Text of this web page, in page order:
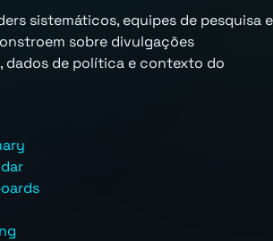
sistemáticos, equipes de pesquisa e
sobre divulgações
dados de política e contexto do